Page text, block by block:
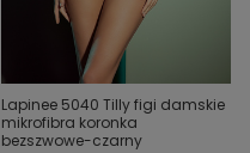
Lapinee 5040 Tilly figi damskie
mikrofibra koronka
bezszwowe-czarny